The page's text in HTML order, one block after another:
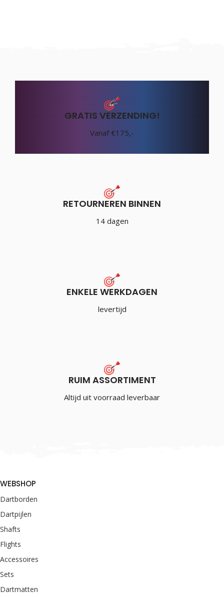
GRATIS VERZENDING!
Vanaf €175,-
RETOURNEREN BINNEN
14 dagen
ENKELE WERKDAGEN
levertijd
RUIM ASSORTIMENT
Altijd uit voorraad leverbaar
WEBSHOP
Dartborden
Dartpijlen
Shafts
Flights
Accessoires
Sets
Dartmatten